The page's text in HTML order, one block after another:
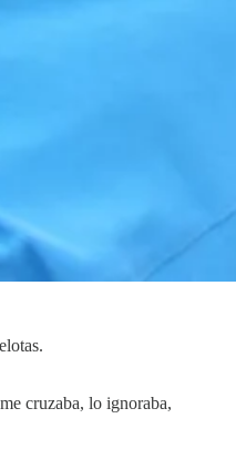
cruzaba, lo ignoraba,